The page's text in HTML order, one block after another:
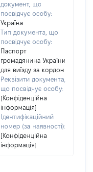
документ, що
посвідчує особу:
Україна
Тип документа, що
посвідчує особу:
Паспорт
громадянина України
для виїзду за кордон
Реквізити документа,
що посвідчує особу:
[Конфіденційна
інформація]
Ідентифікаційний
номер (за наявності):
[Конфіденційна
інформація]